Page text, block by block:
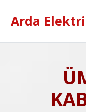
Arda